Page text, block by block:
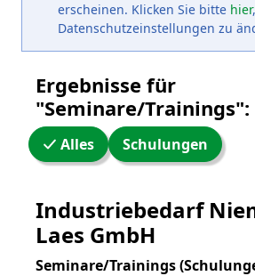
erscheinen. Klicken Sie bitte hier
Datenschutzeinstellungen zu
Ergebnisse für
"Seminare/Trainings":
Alles Schulungen
Industriebedarf
Laes GmbH
Seminare/Trainings